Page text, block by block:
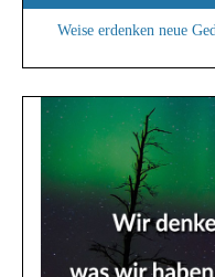
Weise erdenken neue